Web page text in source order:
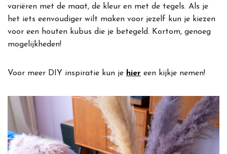
variëren met de maat, de kleur en met de tegels. Als je
het iets eenvoudiger wilt maken voor jezelf kun je kiezen
voor een houten kubus die je betegeld. Kortom, genoeg
mogelijkheden!
Voor meer DIY inspiratie kun je hier een kijkje nemen!